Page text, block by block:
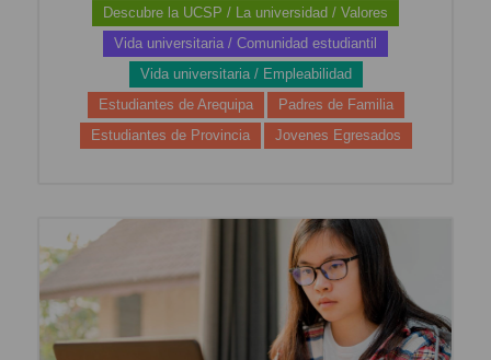
Descubre la UCSP / La universidad / Valores
Vida universitaria / Comunidad estudiantil
Vida universitaria / Empleabilidad
Estudiantes de Arequipa
Padres de Familia
Estudiantes de Provincia
Jovenes Egresados